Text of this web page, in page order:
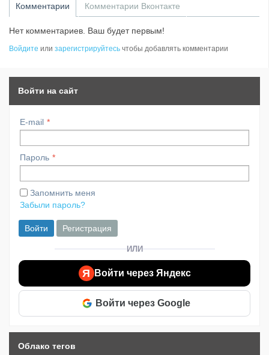
Комментарии Комментарии Вконтакте
Нет комментариев. Ваш будет первым!
Войдите или зарегистрируйтесь чтобы добавлять комментарии
Войти на сайт
E-mail
Пароль
Запомнить меня
Забыли пароль?
Войти Регистрация
ИЛИ
Я Войти через Яндекс
Войти через Google
Облако тегов